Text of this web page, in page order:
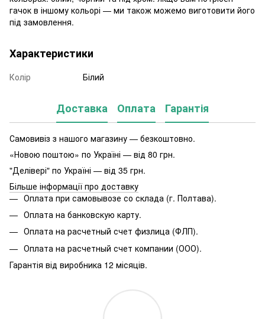
гачок в іншому кольорі — ми також можемо виготовити його
під замовлення.
Характеристики
Колір Білий
Доставка Оплата Гарантія
Самовивіз з нашого магазину — безкоштовно.
«Новою поштою» по Україні — від 80 грн.
"Делівері" по Україні — від 35 грн.
Більше інформації про доставку
Оплата при самовывозе со склада (г. Полтава).
Оплата на банковскую карту.
Оплата на расчетный счет физлица (ФЛП).
Оплата на расчетный счет компании (ООО).
Гарантія від виробника 12 місяців.